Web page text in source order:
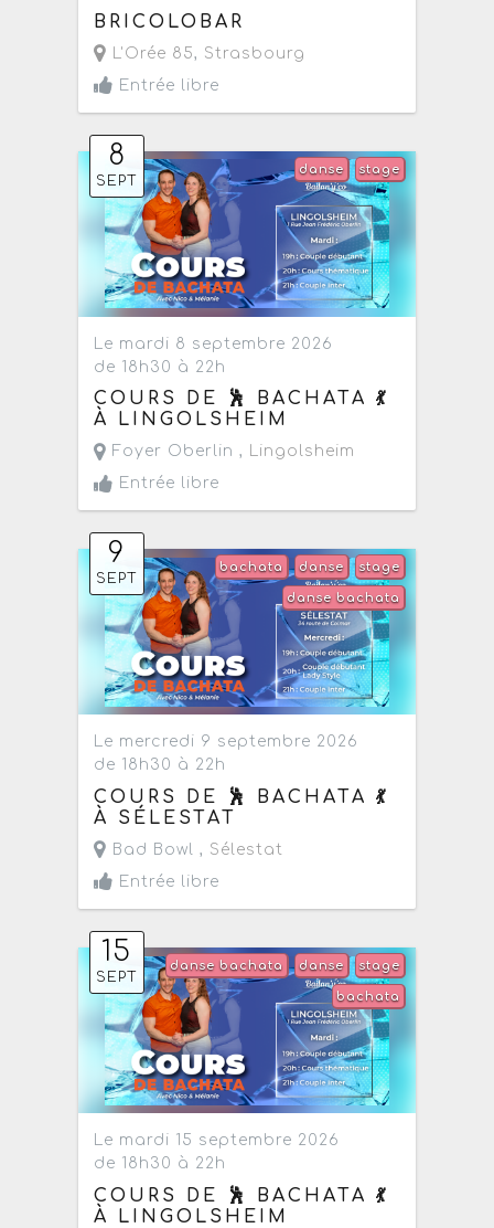
BRICOLOBAR
L'Orée 85, Strasbourg
Entrée libre
8
SEPT
stage
danse
Le mardi 8 septembre 2026
de 18h30 à 22h
COURS DE 🕺 BACHATA 💃
À LINGOLSHEIM
Foyer Oberlin , Lingolsheim
Entrée libre
9
SEPT
stage
danse
bachata
danse bachata
Le mercredi 9 septembre 2026
de 18h30 à 22h
COURS DE 🕺 BACHATA 💃
À SÉLESTAT
Bad Bowl , Sélestat
Entrée libre
15
SEPT
stage
danse
danse bachata
bachata
Le mardi 15 septembre 2026
de 18h30 à 22h
COURS DE 🕺 BACHATA 💃
À LINGOLSHEIM